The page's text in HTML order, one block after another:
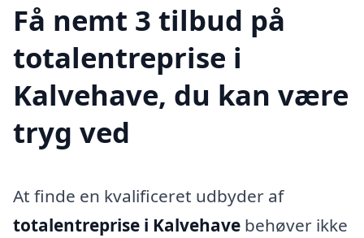
Få nemt 3 tilbud på
totalentreprise i
Kalvehave, du kan være
tryg ved
At finde en kvalificeret udbyder af
totalentreprise i Kalvehave behøver ikke